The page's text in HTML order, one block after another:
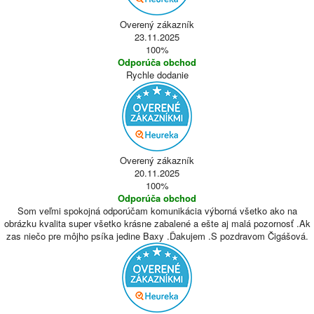
Overený zákazník
23.11.2025
100%
Odporúča obchod
Rychle dodanie
Overený zákazník
20.11.2025
100%
Odporúča obchod
Som veľmi spokojná odporúčam komunikácia výborná všetko ako na
obrázku kvalita super všetko krásne zabalené a ešte aj malá pozornosť .Ak
zas niečo pre môjho psíka jedine Baxy .Ďakujem .S pozdravom Čigášová.